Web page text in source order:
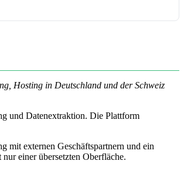
Hosting in Deutschland und der Schweiz
und Datenextraktion. Die Plattform
mit externen Geschäftspartnern und ein
einer übersetzten Oberfläche.